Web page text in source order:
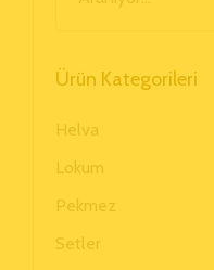
Ürün Kategorileri
Helva
Lokum
Pekmez
Setler